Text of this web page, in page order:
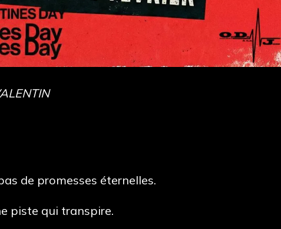
de promesses éternelles.
piste qui transpire.